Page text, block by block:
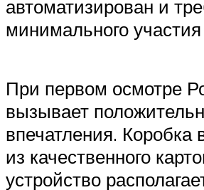
автоматизирован и
минимального
При первом осмотре
вызывает
впечатления. Коробка
из качественного
устройство